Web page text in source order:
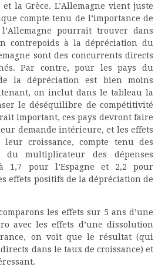
la Grèce. L’Allemagne vient juste
compte tenu de l’importance de
pourrait trouver dans
contrepoids à la dépréciation du
sont des concurrents directs
Par contre, pour les pays du
la dépréciation est bien moins
on inclut dans le tableau la
le déséquilibre de compétitivité
important, ces pays devront faire
demande intérieure, et les effets
croissance, compte tenu des
multiplicateur des dépenses
1,7 pour l’Espagne et 2,2 pour
effets positifs de la dépréciation de
les effets sur 5 ans d’une
avec les effets d’une dissolution
on voit que le résultat (qui
dans le taux de croissance) et